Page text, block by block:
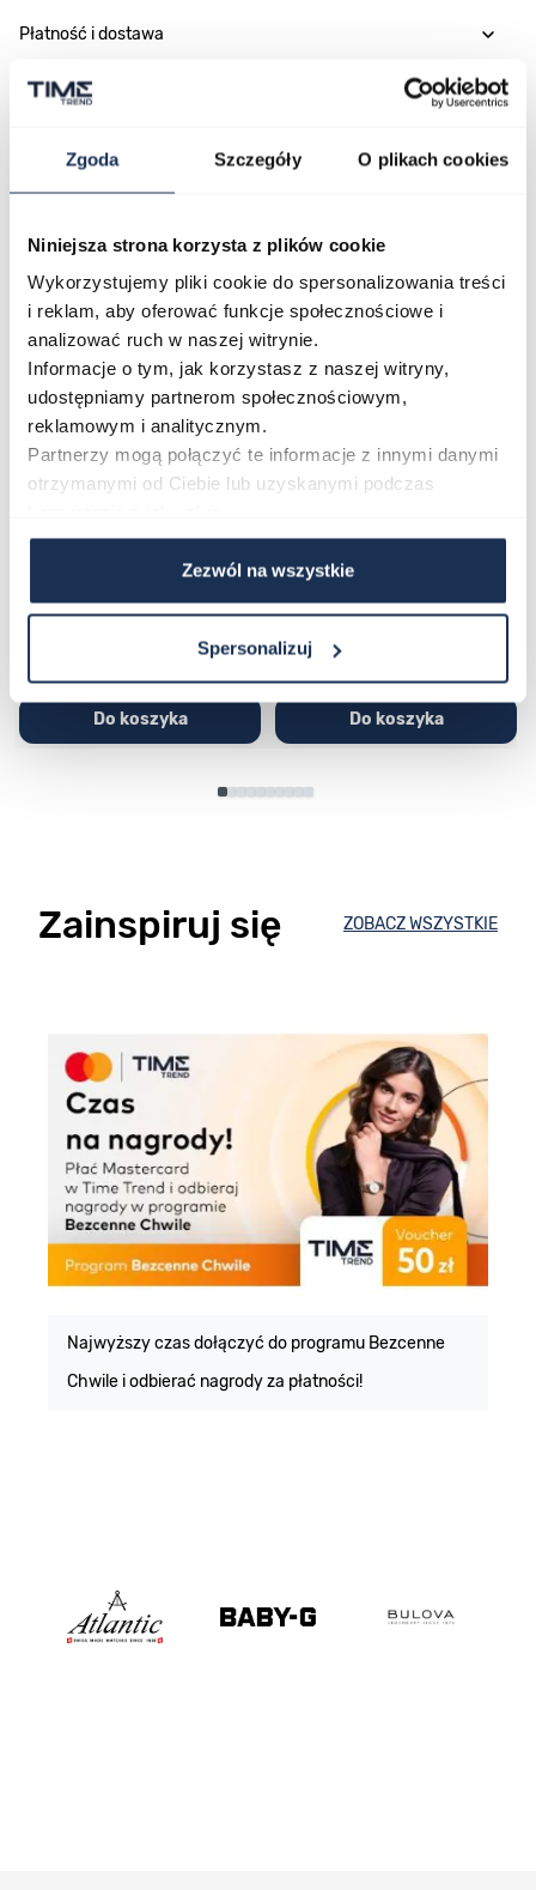
Zgoda Szczegóły O plikach cookies
Niniejsza strona korzysta z plików cookie
Wykorzystujemy pliki cookie do spersonalizowania treści
i reklam, aby oferować funkcje społecznościowe i
analizować ruch w naszej witrynie.
Informacje o tym, jak korzystasz z naszej witryny,
udostępniamy partnerom społecznościowym,
reklamowym i analitycznym.
Partnerzy mogą połączyć te informacje z innymi danymi
otrzymanymi od Ciebie lub uzyskanymi podczas
Zezwól na wszystkie
Spersonalizuj
Płatność i dostawa
Najczęściej kupowane
Poruszanie się po elementach karuzeli jest możliwe za pomocą
Naciśnij, aby pominąć karuzelę
Naciśnij, aby przejść do nawigacji karuzeli
Do koszyka Do koszyka
Zainspiruj się ZOBACZ WSZYSTKIE
Najwyższy czas dołączyć do programu Bezcenne
Chwile i odbierać nagrody za płatności!